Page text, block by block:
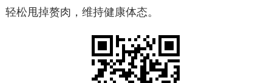
轻松甩掉赘肉，维持健康体态。